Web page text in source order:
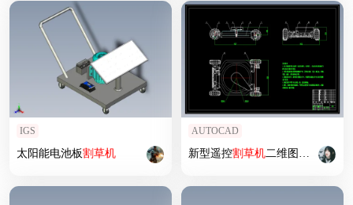
IGS
太阳能电池板割草机
AUTOCAD
新型遥控割草机二维图若干